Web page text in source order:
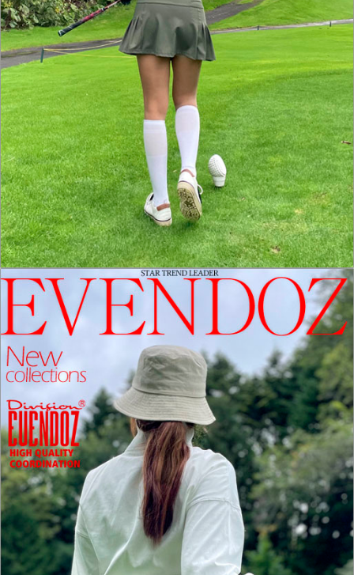
홈으로가기
이전페이지
관련상품..
상품문의하기
전체상품후기
신상품보기
회원가입